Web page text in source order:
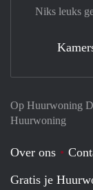
Op Huurwoning
Huurwoning
Over ons
Gratis je
Niks leuks